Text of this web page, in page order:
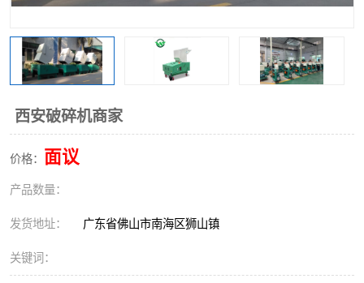
西安破碎机商家
价格： 面议
产品数量：
发货地址： 广东省佛山市南海区狮山镇
关键词：